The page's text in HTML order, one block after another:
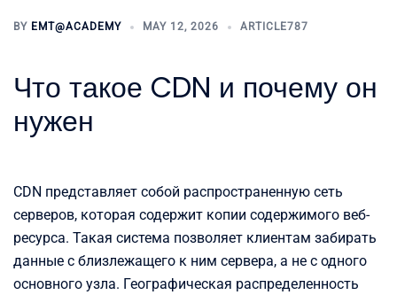
BY EMT@ACADEMY MAY 12, 2026 ARTICLE787
Что такое CDN и почему он
нужен
CDN представляет собой распространенную сеть
серверов, которая содержит копии содержимого веб-
ресурса. Такая система позволяет клиентам забирать
данные с близлежащего к ним сервера, а не с одного
основного узла. Географическая распределенность